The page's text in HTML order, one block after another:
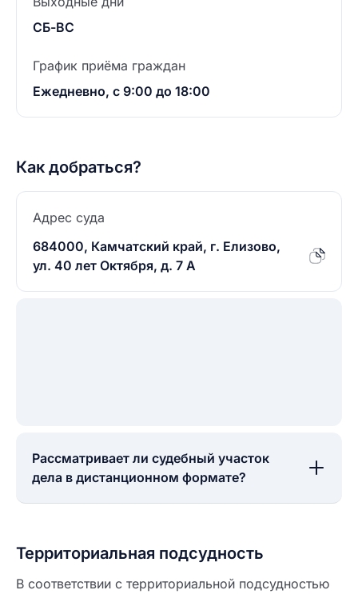
СБ-ВС
График приёма граждан
Ежедневно, с 9:00 до 18:00
Как добраться?
Адрес суда
684000, Камчатский край, г. Елизово,
ул. 40 лет Октября, д. 7 А
Рассматривает ли судебный участок
дела в дистанционном формате?
Территориальная подсудность
В соответствии с территориальной подсудностью